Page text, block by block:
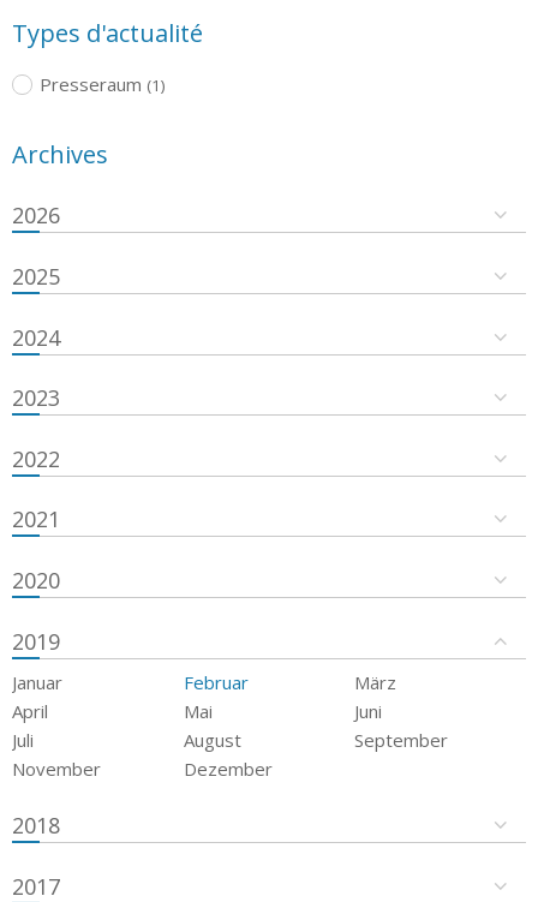
Types d'actualité
Presseraum (1)
Archives
2026
2025
2024
2023
2022
2021
2020
2019
Januar Februar
März
April
Mai
Juni
Juli
August
September
November
Dezember
2018
2017